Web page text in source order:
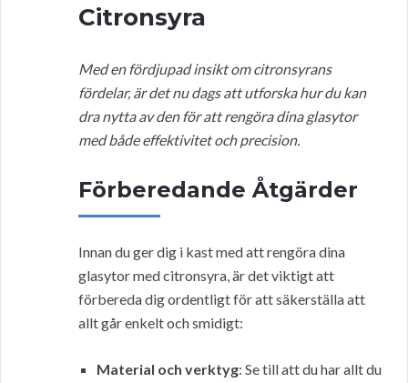
Citronsyra
Med en fördjupad insikt om citronsyrans
fördelar, är det nu dags att utforska hur du kan
dra nytta av den för att rengöra dina glasytor
med både effektivitet och precision.
Förberedande Åtgärder
Innan du ger dig i kast med att rengöra dina
glasytor med citronsyra, är det viktigt att
förbereda dig ordentligt för att säkerställa att
allt går enkelt och smidigt:
Material och verktyg: Se till att du har allt du